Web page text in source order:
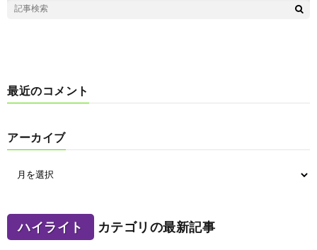
最近のコメント
アーカイブ
ハイライト カテゴリの最新記事